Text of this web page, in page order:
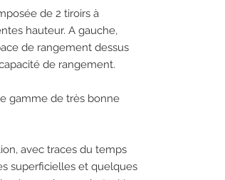
de 2 tiroirs à
hauteur. A gauche,
de rangement dessus
de rangement.
gamme de très bonne
avec traces du temps
superficielles et quelques